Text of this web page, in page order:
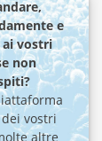
e
ai vostri
non
vostri
altre